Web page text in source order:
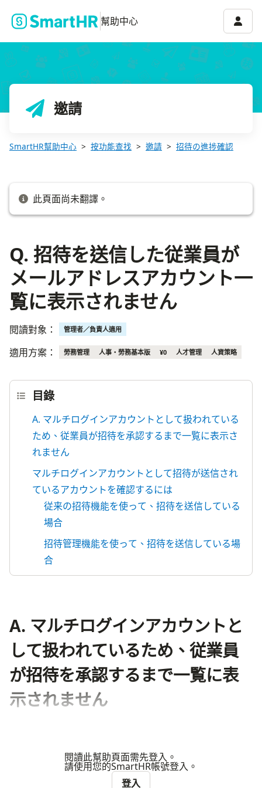
幫助中心 帳號
邀請
SmartHR幫助中心 按功能查找 邀請 招待の進捗確認
此頁面尚未翻譯。
Q. 招待を送信した従業員が
メールアドレスアカウント一
覧に表示されません
閱讀對象： 管理者／負責人適用
適用方案： 勞務管理 人事・勞務基本版 ¥0 人才管理 人資策略
目錄
A. マルチログインアカウントとして扱われている
ため、従業員が招待を承認するまで一覧に表示さ
れません
マルチログインアカウントとして招待が送信され
ているアカウントを確認するには
従来の招待機能を使って、招待を送信している
場合
招待管理機能を使って、招待を送信している場
合
A. マルチログインアカウントと
して扱われているため、従業員
が招待を承認するまで一覧に表
示されません
閱讀此幫助頁面需先登入。
請使用您的SmartHR帳號登入。
登入